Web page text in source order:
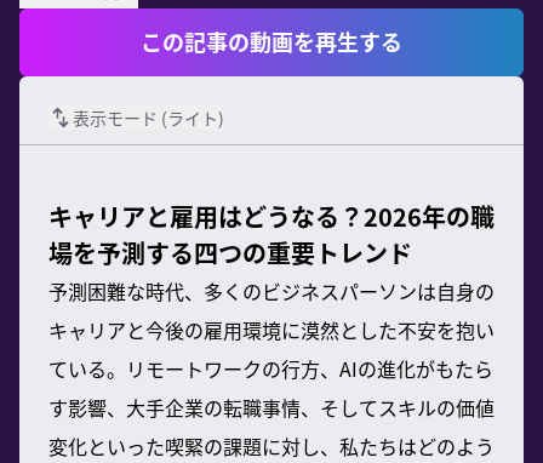
この記事の動画を再生する
表示モード (ライト)
キャリアと雇用はどうなる？2026年の職
場を予測する四つの重要トレンド
予測困難な時代、多くのビジネスパーソンは自身の
キャリアと今後の雇用環境に漠然とした不安を抱い
ている。リモートワークの行方、AIの進化がもたら
す影響、大手企業の転職事情、そしてスキルの価値
変化といった喫緊の課題に対し、私たちはどのよう